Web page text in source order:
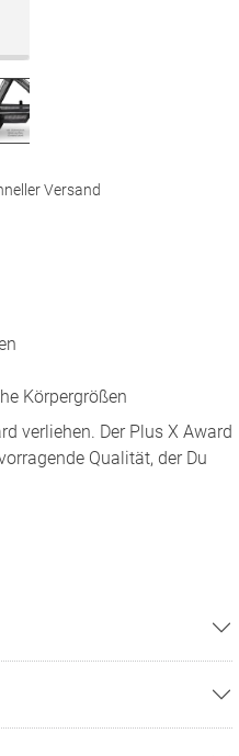
Versand
Körpergrößen
verliehen. Der Plus X Award
Qualität, der Du